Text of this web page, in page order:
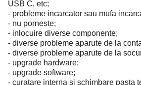
USB C, etc;
- probleme incarcator sau mufa
- nu porneste;
- inlocuire diverse componente;
- diverse probleme aparute de la
- diverse probleme aparute de la
- upgrade hardware;
- upgrade software;
- curatare interna si schimbare pasta